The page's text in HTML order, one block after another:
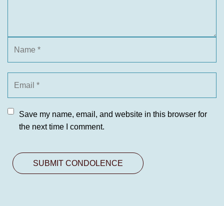
Save my name, email, and website in this browser for
the next time I comment.